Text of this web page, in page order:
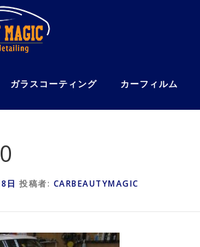
ガラスコーティング カーフィルム
日 投稿者: CARBEAUTYMAGIC